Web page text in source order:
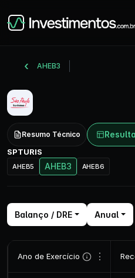
AHEB3
Resumo Técnico
SPTURIS
AHEB5 AHEB3 AHEB6
Balanço / DRE Anual
Ano de Exercício ⋮